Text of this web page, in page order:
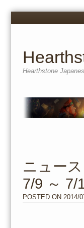
Menu
Hearthstone
content
ニュー
7/9 ～ 7/
POSTED ON 2014/